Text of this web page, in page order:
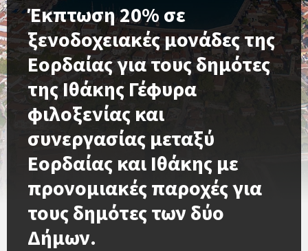
Έκπτωση 20% σε
ξενοδοχειακές μονάδες της
Εορδαίας για τους δημότες
της Ιθάκης Γέφυρα
φιλοξενίας και
συνεργασίας μεταξύ
Εορδαίας και Ιθάκης με
προνομιακές παροχές για
τους δημότες των δύο
Δήμων.